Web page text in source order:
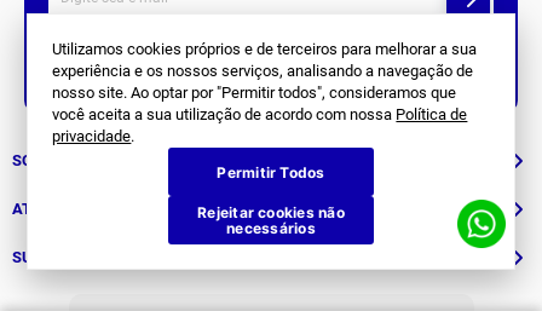
Utilizamos cookies próprios e de terceiros para melhorar a sua
experiência e os nossos serviços, analisando a navegação de
nosso site. Ao optar por "Permitir todos", consideramos que
você aceita a sua utilização de acordo com nossa Política de
privacidade.
Permitir Todos
Rejeitar cookies não
necessários
Siga Nos
SOBRE NÓS
História
Patrocinados
ATENDIMENTO
Whatsapp
SUPORTE
Fale Conosco